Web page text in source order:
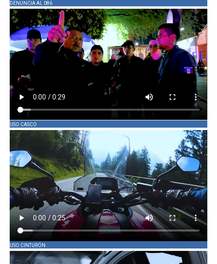
DENUNCIA AL 086
USO CASCO
USO CINTURÓN